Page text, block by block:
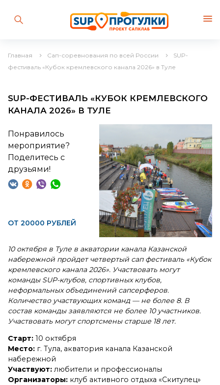
Главная Сап-соревнования по всей России
SUP-
фестиваль «Кубок кремлевского канала 2026» в Туле
SUP-ФЕСТИВАЛЬ «КУБОК КРЕМЛЕВСКОГО
КАНАЛА 2026» В ТУЛЕ
ОТ 20000 РУБЛЕЙ
10 октября в Туле в акватории канала Казанской
набережной пройдет четвертый сап фестиваль «Кубок
кремлевского канала 2026». Участвовать могут
команды SUP-клубов, спортивных клубов,
неформальных объединений сапсерферов.
Количество участвующих команд — не более 8. В
состав команды заявляются не более 10 участников.
Участвовать могут спортсмены старше 18 лет.
Старт:10 октября
Место: г. Тула, акватория канала Казанской
набережной
Участвуют:любители и профессионалы
Организаторы: клуб активного отдыха «Скитулец»
Понравилось
мероприятие?
Поделитесь с
друзьями!